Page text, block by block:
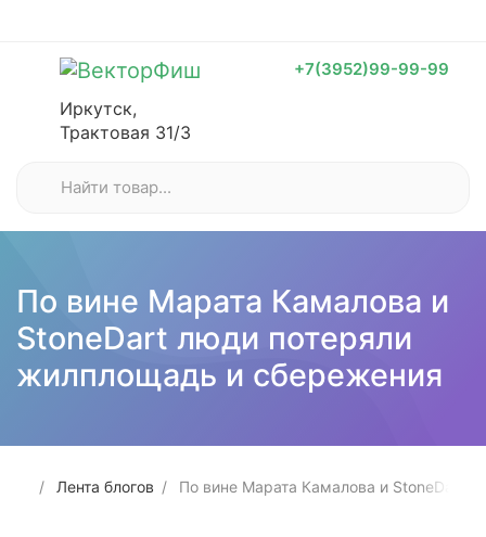
+7(3952)99-99-99
Иркутск,
Трактовая 31/3
По вине Марата Камалова и
StoneDart люди потеряли
жилплощадь и сбережения
Лента блогов По вине Марата Камалова и StoneDart